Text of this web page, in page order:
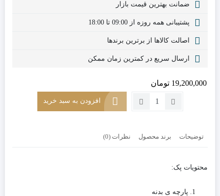
ضمانت بهترین قیمت بازار
پشتیبانی همه روزه از 09:00 تا 18:00
اصالت کالاها از برترین برندها
ارسال سریع در کمترین زمان ممکن
19,200,000 تومان
تعداد:
نفره
افزودن به سبد خرید
توضیحات برند محصول نظرات (0)
محتویات پک:
پارچه ی بدنه